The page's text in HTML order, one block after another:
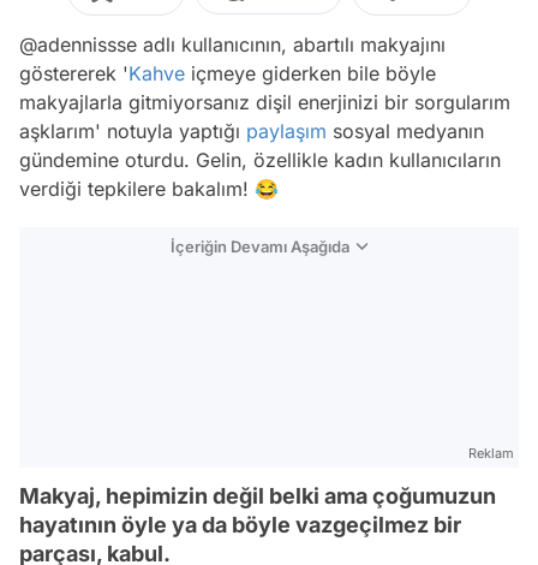
@adennissse adlı kullanıcının, abartılı makyajını
göstererek 'Kahve içmeye giderken bile böyle
makyajlarla gitmiyorsanız dişil enerjinizi bir sorgularım
aşklarım' notuyla yaptığı paylaşım sosyal medyanın
gündemine oturdu. Gelin, özellikle kadın kullanıcıların
verdiği tepkilere bakalım! 😂
İçeriğin Devamı Aşağıda
Reklam
Makyaj, hepimizin değil belki ama çoğumuzun
hayatının öyle ya da böyle vazgeçilmez bir
parçası, kabul.